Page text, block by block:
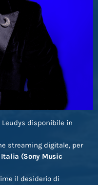
disponibile in
streaming digitale, per
Italia (Sony Music
il desiderio di